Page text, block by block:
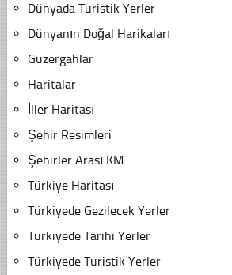
Dünyada Turistik Yerler
Dünyanın Doğal Harikaları
Güzergahlar
Haritalar
İller Haritası
Şehir Resimleri
Şehirler Arası KM
Türkiye Haritası
Türkiyede Gezilecek Yerler
Türkiyede Tarihi Yerler
Türkiyede Turistik Yerler